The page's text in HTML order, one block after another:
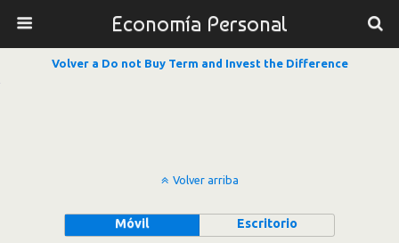
Economía Personal
Volver a Do not Buy Term and Invest the Difference
Volver arriba
Móvil Escritorio